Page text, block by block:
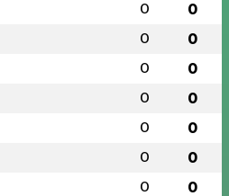
0 0
0 0
0 0
0 0
0 0
0 0
0 0